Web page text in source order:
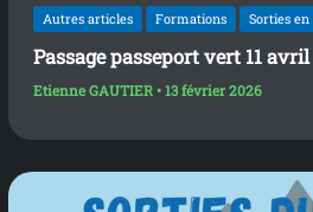
Autres articles Formations Sorties
Passage passeport vert 11
Etienne GAUTIER • 13 février 2026